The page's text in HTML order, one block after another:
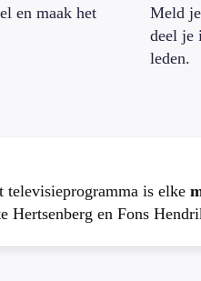
en maak het
Meld
deel je
leden.
televisieprogramma is elke
Hertsenberg en Fons